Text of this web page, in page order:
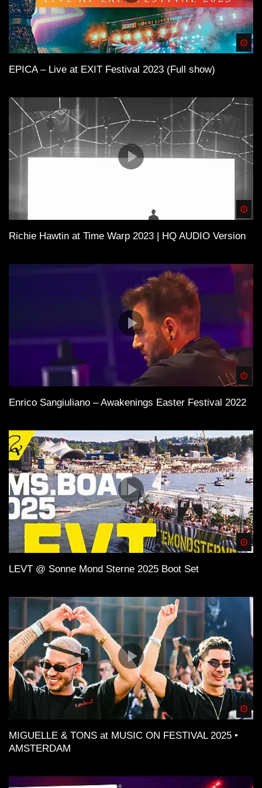
EPICA – Live at EXIT Festival 2023 (Full show)
Richie Hawtin at Time Warp 2023 | HQ AUDIO Version
Enrico Sangiuliano – Awakenings Easter Festival 2022
LEVT @ Sonne Mond Sterne 2025 Boot Set
MIGUELLE & TONS at MUSIC ON FESTIVAL 2025 •
AMSTERDAM